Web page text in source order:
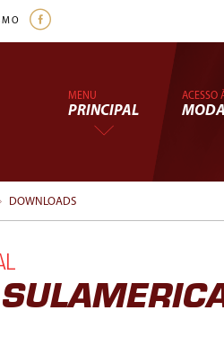
MENU
PRINCIPAL
ACESSO
DOWNLOADS